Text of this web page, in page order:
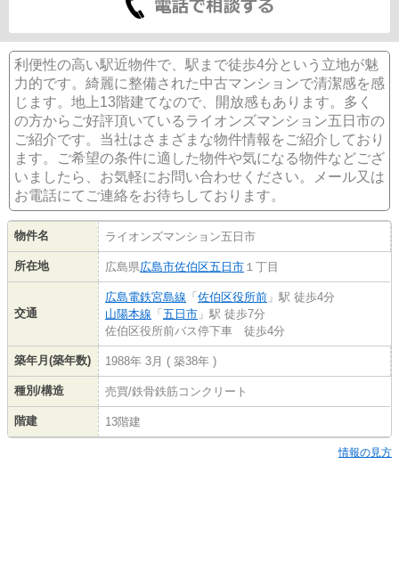
利便性の高い駅近物件で、駅まで徒歩4分という立地が魅
力的です。綺麗に整備された中古マンションで清潔感を感
じます。地上13階建てなので、開放感もあります。多く
の方からご好評頂いているライオンズマンション五日市の
ご紹介です。当社はさまざまな物件情報をご紹介しており
ます。ご希望の条件に適した物件や気になる物件などござ
いましたら、お気軽にお問い合わせください。メール又は
お電話にてご連絡をお待ちしております。
物件名 ライオンズマンション五日市
所在地 広島県広島市佐伯区五日市 １丁目
交通
広島電鉄宮島線 「佐伯区役所前 」駅 徒歩4分
山陽本線 「五日市 」駅 徒歩7分
佐伯区役所前バス停下車 徒歩4分
築年月(築年数) 1988年 3月 ( 築38年 )
種別/構造 売買/鉄骨鉄筋コンクリート
階建 13階建
情報の見方